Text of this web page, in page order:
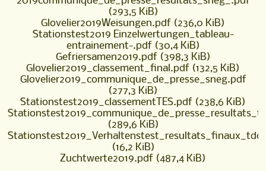
(293,5 KiB)
Glovelier2019Weisungen.pdf (236,0 KiB)
Stationstest2019 Einzelwertungen_tableau-
entrainement-.pdf (30,4 KiB)
Gefriersamen2019.pdf (398,3 KiB)
Glovelier2019_classement_final.pdf (132,5 KiB)
Glovelier2019_communique_de_presse_sneg.pdf
(277,3 KiB)
Stationstest2019_classementTES.pdf (238,6 KiB)
(289,6 KiB)
(16,2 KiB)
Zuchtwerte2019.pdf (487,4 KiB)